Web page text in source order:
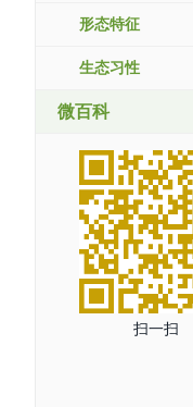
形态特征
生态习性
微百科
扫一扫